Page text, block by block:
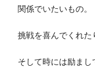
関係でいたいもの。
挑戦を喜んでくれた
そして時には励まし